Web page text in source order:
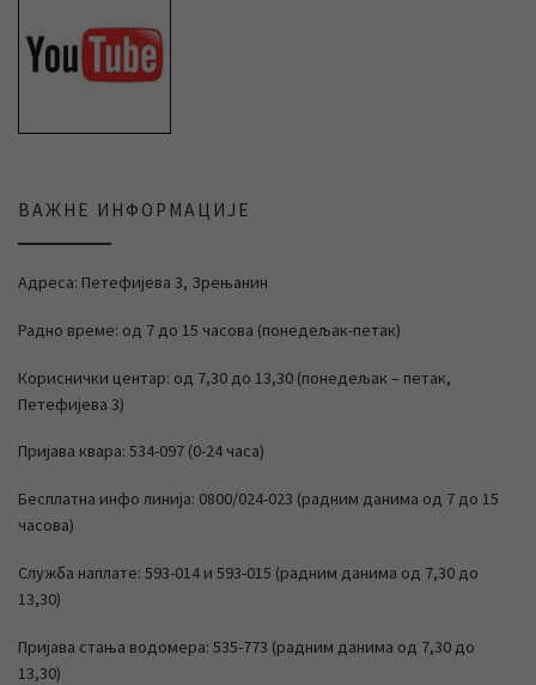
ВАЖНЕ ИНФОРМАЦИЈЕ
Адреса: Петефијева 3, Зрењанин
Радно време: од 7 до 15 часова (понедељак-петак)
Кориснички центар: од 7,30 до 13,30 (понедељак – петак,
Петефијева 3)
Пријава квара: 534-097 (0-24 часа)
Бесплатна инфо линија: 0800/024-023 (радним данима од 7 до 15
часова)
Служба наплате: 593-014 и 593-015 (радним данима од 7,30 до
13,30)
Пријава стања водомера: 535-773 (радним данима од 7,30 до
13,30)